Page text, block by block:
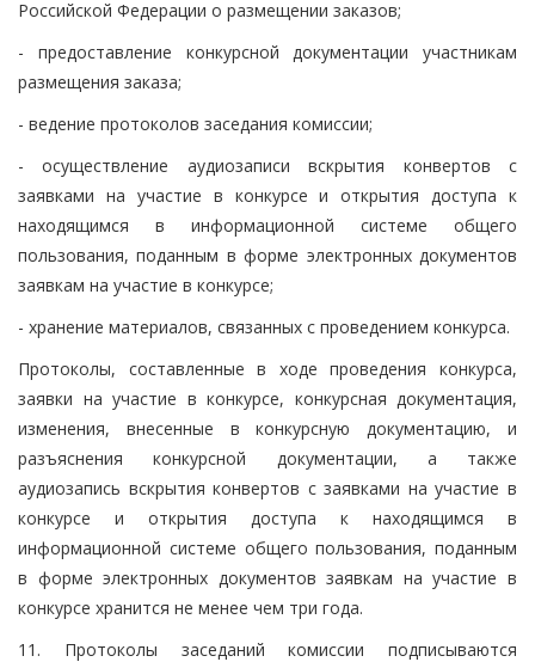
Российской Федерации о размещении заказов;
- предоставление конкурсной документации участникам
размещения заказа;
- ведение протоколов заседания комиссии;
- осуществление аудиозаписи вскрытия конвертов с
заявками на участие в конкурсе и открытия доступа к
находящимся в информационной системе общего
пользования, поданным в форме электронных документов
заявкам на участие в конкурсе;
- хранение материалов, связанных с проведением конкурса.
Протоколы, составленные в ходе проведения конкурса,
заявки на участие в конкурсе, конкурсная документация,
изменения, внесенные в конкурсную документацию, и
разъяснения конкурсной документации, а также
аудиозапись вскрытия конвертов с заявками на участие в
конкурсе и открытия доступа к находящимся в
информационной системе общего пользования, поданным
в форме электронных документов заявкам на участие в
конкурсе хранится не менее чем три года.
11. Протоколы заседаний комиссии подписываются